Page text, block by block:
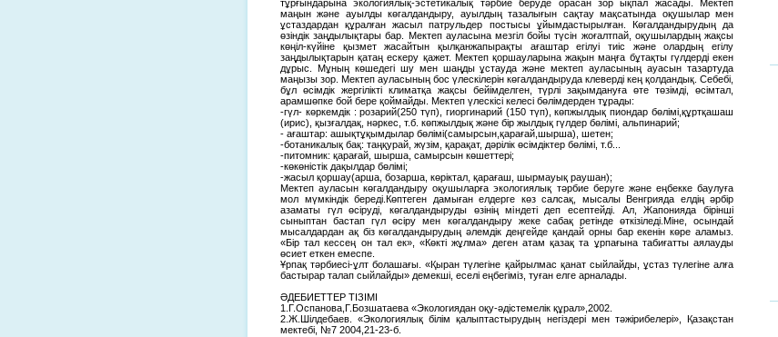
тұрғындарына экологиялық-эстетикалық тәрбие беруде орасан зор ықпал жасады. Мектеп
маңын және ауылды көгалдандыру, ауылдың тазалығын сақтау мақсатында оқушылар мен
ұстаздардан құралған жасыл патрульдер постысы ұйымдастырылған. Көгалдандырудың да
өзіндік заңдылықтары бар. Мектеп ауласына мезгіл бойы түсін жоғалтпай, оқушылардың жақсы
көңіл-күйіне қызмет жасайтын қылқанжапырақты ағаштар егілуі тиіс және олардың егілу
заңдылықтарын қатаң ескеру қажет. Мектеп қоршауларына жақын маңға бұтақты гүлдерді екен
дұрыс. Мұның көшедегі шу мен шаңды ұстауда және мектеп ауласының ауасын тазартуда
маңызы зор. Мектеп ауласының бос үлескілерін көгалдандыруда клеверді кең қолдандық. Себебі,
бұл өсімдік жергілікті климатқа жақсы бейімделген, түрлі зақымдануға өте төзімді, өсімтал,
арамшөпке бой бере қоймайды. Мектеп үлескісі келесі бөлімдерден тұрады:
-гүл- көркемдік : розарий(250 түп), гиоргинарий (150 түп), көпжылдық пиондар бөлімі,құртқашаш
(ирис), қызғалдақ, нәркес, т.б. көпжылдық және бір жылдық гүлдер бөлімі, альпинарий;
- ағаштар: ашықтұқымдылар бөлімі(самырсын,қарағай,шырша), шетен;
-ботаникалық бақ: таңқурай, жүзім, қарақат, дәрілік өсімдіктер бөлімі, т.б...
-питомник: қарағай, шырша, самырсын көшеттері;
-көкөністік дақылдар бөлімі;
-жасыл қоршау(арша, бозарша, көріктал, қарағаш, шырмауық раушан);
Мектеп ауласын көгалдандыру оқушыларға экологиялық тәрбие беруге және еңбекке баулуға
мол мүмкіндік береді.Көптеген дамыған елдерге көз салсақ, мысалы Венгрияда елдің әрбір
азаматы гүл өсіруді, көгалдандыруды өзінің міндеті деп есептейді. Ал, Жапонияда бірінші
сыныптан бастап гүл өсіру мен көгалдандыру жеке сабақ ретінде өткізіледі.Міне, осындай
мысалдардан ақ біз көгалдандырудың әлемдік деңгейде қандай орны бар екенін көре аламыз.
«Бір тал кессең он тал ек», «Көкті жұлма» деген атам қазақ та ұрпағына табиғатты аялауды
өсиет еткен емеспе.
Ұрпақ тәрбиесі-ұлт болашағы. «Қыран түлегіне қайрылмас қанат сыйлайды, ұстаз түлегіне алға
бастырар талап сыйлайды» демекші, еселі еңбегіміз, туған елге арналады.
ӘДЕБИЕТТЕР ТІЗІМІ
1.Г.Оспанова,Г.Бозшатаева «Экологиядан оқу-әдістемелік құрал»,2002.
2.Ж.Шілдебаев. «Экологиялық білім қалыптастырудың негіздері мен тәжірибелері», Қазақстан
мектебі, №7 2004,21-23-б.